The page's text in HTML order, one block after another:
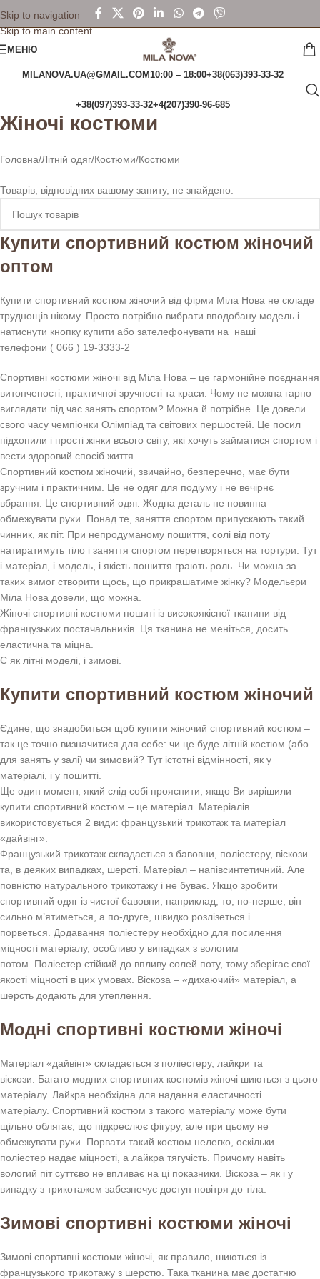
Skip to navigation
Skip to main content
МЕНЮ
MILANOVA.UA@GMAIL.COM10:00 – 18:00+38(063)393-33-32
+38(097)393-33-32+4(207)390-96-685
Жіночі костюми
Головна Літній одяг Костюми Костюми
Товарів, відповідних вашому запиту, не знайдено.
Купити спортивний костюм жіночий
оптом
Купити спортивний костюм жіночий від фірми Міла Нова не складе
труднощів нікому. Просто потрібно вибрати вподобану модель і
натиснути кнопку купити або зателефонувати на наші
телефони ( 066 ) 19-3333-2
Спортивні костюми жіночі від Міла Нова – це гармонійне поєднання
витонченості, практичної зручності та краси. Чому не можна гарно
виглядати під час занять спортом? Можна й потрібне. Це довели
свого часу чемпіонки Олімпіад та світових першостей. Це посил
підхопили і прості жінки всього світу, які хочуть займатися спортом і
вести здоровий спосіб життя.
Спортивний костюм жіночий, звичайно, безперечно, має бути
зручним і практичним. Це не одяг для подіуму і не вечірнє
вбрання. Це спортивний одяг. Жодна деталь не повинна
обмежувати рухи. Понад те, заняття спортом припускають такий
чинник, як піт. При непродуманому пошиття, солі від поту
натиратимуть тіло і заняття спортом перетворяться на тортури. Тут
і матеріал, і модель, і якість пошиття грають роль. Чи можна за
таких вимог створити щось, що прикрашатиме жінку? Модельєри
Міла Нова довели, що можна.
Жіночі спортивні костюми пошиті із високоякісної тканини від
французьких постачальників. Ця тканина не меніться, досить
еластична та міцна.
Є як літні моделі, і зимові.
Купити спортивний костюм жіночий
Єдине, що знадобиться щоб купити жіночий спортивний костюм –
так це точно визначитися для себе: чи це буде літній костюм (або
для занять у залі) чи зимовий? Тут істотні відмінності, як у
матеріалі, і у пошитті.
Ще один момент, який слід собі прояснити, якщо Ви вирішили
купити спортивний костюм – це матеріал. Матеріалів
використовується 2 види: французький трикотаж та матеріал
«дайвінг».
Французький трикотаж складається з бавовни, поліестеру, віскози
та, в деяких випадках, шерсті. Матеріал – напівсинтетичний. Але
повністю натурального трикотажу і не буває. Якщо зробити
спортивний одяг із чистої бавовни, наприклад, то, по-перше, він
сильно м’ятиметься, а по-друге, швидко розлізеться і
порветься. Додавання поліестеру необхідно для посилення
міцності матеріалу, особливо у випадках з вологим
потом. Поліестер стійкий до впливу солей поту, тому зберігає свої
якості міцності в цих умовах. Віскоза – «дихаючий» матеріал, а
шерсть додають для утеплення.
Модні спортивні костюми жіночі
Матеріал «дайвінг» складається з поліестеру, лайкри та
віскози. Багато модних спортивних костюмів жіночі шиються з цього
матеріалу. Лайкра необхідна для надання еластичності
матеріалу. Спортивний костюм з такого матеріалу може бути
щільно облягає, що підкреслює фігуру, але при цьому не
обмежувати рухи. Порвати такий костюм нелегко, оскільки
поліестер надає міцності, а лайкра тягучість. Причому навіть
вологий піт суттєво не впливає на ці показники. Віскоза – як і у
випадку з трикотажем забезпечує доступ повітря до тіла.
Зимові спортивні костюми жіночі
Зимові спортивні костюми жіночі, як правило, шиються із
французького трикотажу з шерстю. Така тканина має достатню